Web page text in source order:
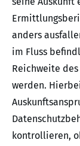
anders
im Fluss
Reichweite
werden.
kontrollieren,